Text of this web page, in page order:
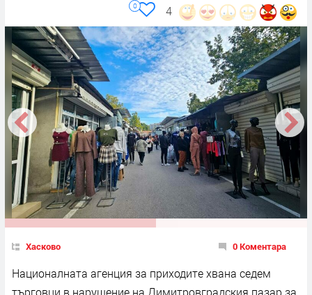
4
0
Хасково 0 Коментара
Националната агенция за приходите хвана седем
търговци в нарушение на Димитровградския пазар за